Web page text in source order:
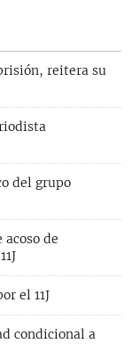
reitera su
del grupo
de
el 11J
condicional a